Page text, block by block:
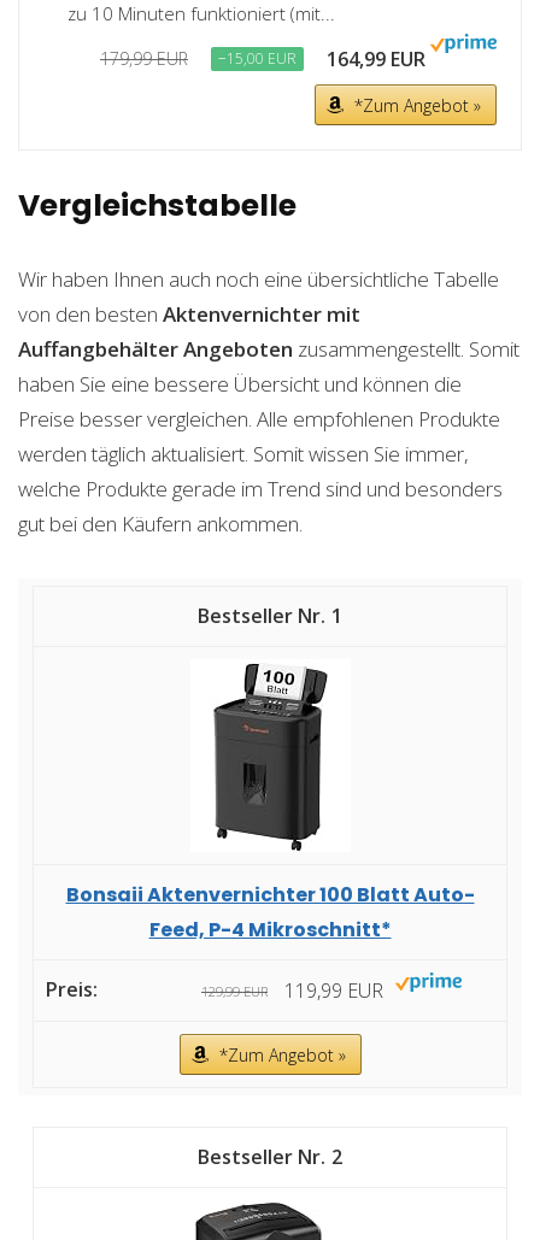
zu 10 Minuten funktioniert (mit...
179,99 EUR −15,00 EUR 164,99 EUR
*Zum Angebot »
Vergleichstabelle
Wir haben Ihnen auch noch eine übersichtliche Tabelle
von den besten Aktenvernichter mit
AuffangbehälterAngeboten zusammengestellt. Somit
haben Sie eine bessere Übersicht und können die
Preise besser vergleichen. Alle empfohlenen Produkte
werden täglich aktualisiert. Somit wissen Sie immer,
welche Produkte gerade im Trend sind und besonders
gut bei den Käufern ankommen.
1
Bonsaii Aktenvernichter 100 Blatt Auto-
Feed, P-4 Mikroschnitt*
129,99 EUR 119,99 EUR
*Zum Angebot »
2